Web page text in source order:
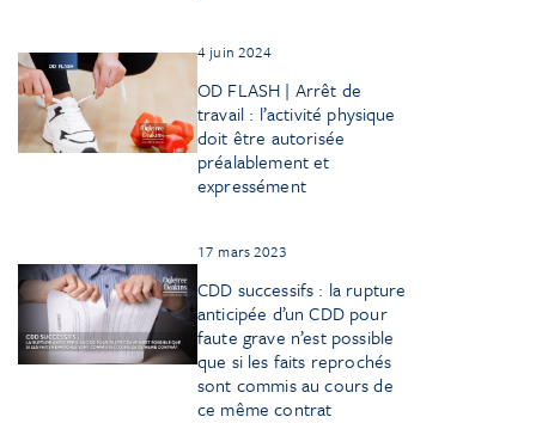
4 juin 2024
OD FLASH | Arrêt de
travail : l’activité physique
doit être autorisée
préalablement et
expressément
17 mars 2023
CDD successifs : la rupture
anticipée d’un CDD pour
faute grave n’est possible
que si les faits reprochés
sont commis au cours de
ce même contrat